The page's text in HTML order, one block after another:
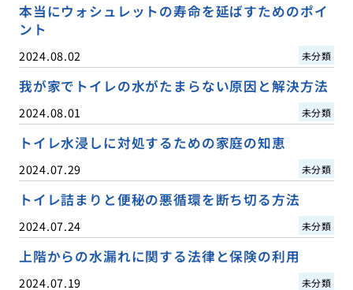
本当にウォシュレットの寿命を延ばすためのポイ
ント
2024.08.02 未分類
我が家でトイレの水がたまらない原因と解決方法
2024.08.01 未分類
トイレ水浸しに対処するための家庭の知恵
2024.07.29 未分類
トイレ詰まりと便秘の悪循環を断ち切る方法
2024.07.24 未分類
上階からの水漏れに関する法律と保険の利用
2024.07.19 未分類